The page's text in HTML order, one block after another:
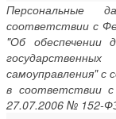
Персональные
соответствии с
"Об обеспечении
самоуправления" с
в соответствии
27.07.2006 № 152-